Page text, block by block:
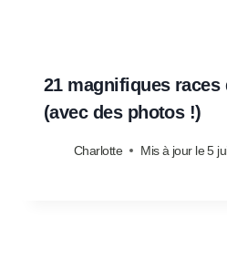
21 magnifiques
(avec des photos !)
Charlotte Mis à jour le5